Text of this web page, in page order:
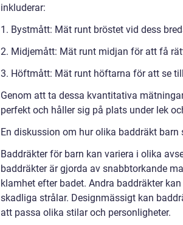
inkluderar:
1. Bystmått: Mät runt bröstet vid dess
2. Midjemått: Mät runt midjan för att få
3. Höftmått: Mät runt höftarna för att se
Genom att ta dessa kvantitativa
perfekt och håller sig på plats under lek
En diskussion om hur olika baddräkt
Baddräkter för barn kan variera i olika
baddräkter är gjorda av snabbtorkande
klamhet efter badet. Andra baddräkter
skadliga strålar. Designmässigt kan
att passa olika stilar och personligheter.